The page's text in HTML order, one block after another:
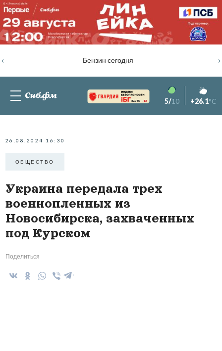
Бензин сегодня
‹ ›
82.76% -1.2 5/10 +26.1°C
26.08.2024 16:30
ОБЩЕСТВО
Украина передала трех
военнопленных из
Новосибирска, захваченных
под Курском
Поделиться